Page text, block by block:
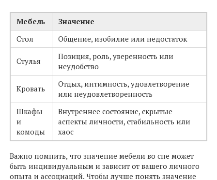
Мебель
Значение
Стол
Общение, изобилие или недостаток
Стулья
Позиция, роль, уверенность или
неудобство
Кровать
Отдых, интимность, удовлетворение
или неудовлетворенность
Шкафы
и
комоды
Внутреннее состояние, скрытые
аспекты личности, стабильность или
хаос
Важно помнить, что значение мебели во сне может
быть индивидуальным и зависит от вашего личного
опыта и ассоциаций. Чтобы лучше понять значение